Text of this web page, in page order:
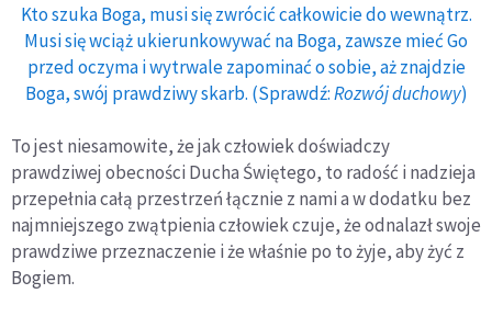
Kto szuka Boga, musi się zwrócić całkowicie do wewnątrz.
Musi się wciąż ukierunkowywać na Boga, zawsze mieć Go
przed oczyma i wytrwale zapominać o sobie, aż znajdzie
Boga, swój prawdziwy skarb. (Sprawdź:Rozwój duchowy)
To jest niesamowite, że jak człowiek doświadczy
prawdziwej obecności Ducha Świętego, to radość i nadzieja
przepełnia całą przestrzeń łącznie z nami a w dodatku bez
najmniejszego zwątpienia człowiek czuje, że odnalazł swoje
prawdziwe przeznaczenie i że właśnie po to żyje, aby żyć z
Bogiem.